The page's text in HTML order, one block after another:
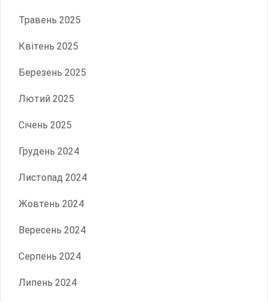
Травень 2025
Квітень 2025
Березень 2025
Лютий 2025
Січень 2025
Грудень 2024
Листопад 2024
Жовтень 2024
Вересень 2024
Серпень 2024
Липень 2024